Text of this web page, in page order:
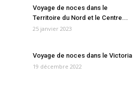
Voyage de noces dans le
Territoire du Nord et le Centre...
25 janvier 2023
Voyage de noces dans le Victoria
19 décembre 2022